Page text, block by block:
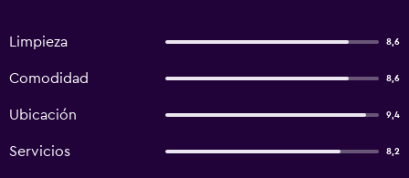
Limpieza 8,6
Comodidad 8,6
Ubicación 9,4
Servicios 8,2